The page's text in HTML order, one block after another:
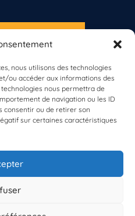
nous utilisons des technologies
ou accéder aux informations des
nous permettra de
de navigation ou les ID
consentir ou de retirer son
sur certaines caractéristiques
de BioLit
d'observation
programme
NEWSLETTER
dès maintenant